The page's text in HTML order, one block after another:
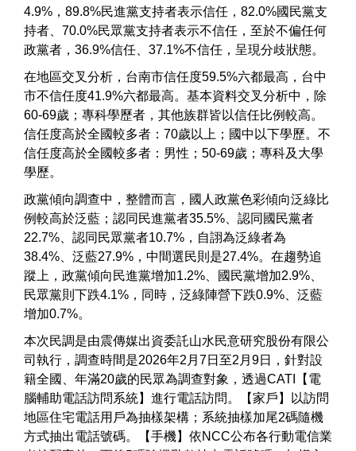
4.9%，89.8%民進黨支持者表示信任，82.0%國民黨支
持者、70.0%民眾黨支持者表示不信任，至於不偏任何
政黨者，36.9%信任、37.1%不信任，呈現分歧狀態。
在地區交叉分析，台南市信任度59.5%六都最高，台中
市不信任度41.9%六都最高。基本資料交叉分析中，除
60-69歲；專科學歷者，其他族群皆以信任比例較高。
信任度高於全國較多者：70歲以上；國中以下學歷。不
信任度高於全國較多者：男性；50-69歲；專科及大學
學歷。
政黨傾向調查中，整體而言，國人政黨色彩傾向泛綠比
例較高於泛藍；認同民進黨者35.5%、認同國民黨者
22.7%、認同民眾黨者10.7%，自詡為泛綠者為
38.4%、泛藍27.9%，中間選民則是27.4%。在趨勢追
蹤上，政黨傾向民進黨增加1.2%、國民黨增加2.9%、
民眾黨則下跌4.1%，同時，泛綠陣營下跌0.9%、泛藍
增加0.7%。
本次民調是由震傳媒出資委託山水民意研究股份有限公
司執行，調查時間是2026年2月7日至2月9日，針對設
籍全國、年滿20歲的民眾為調查對象，透過CATI【電
腦輔助電話訪問系統】進行電話訪問。【家戶】以訪問
地區住宅電話用戶為抽樣架構；系統抽樣加尾2碼隨機
方式抽出電話號碼。【手機】依NCC公布各行動電信業